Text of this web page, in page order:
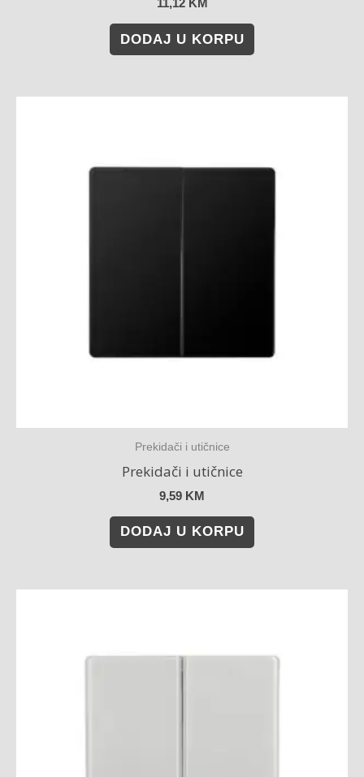
11,12 KM
DODAJ U KORPU
Prekidači i utičnice
Prekidači i utičnice
9,59 KM
DODAJ U KORPU